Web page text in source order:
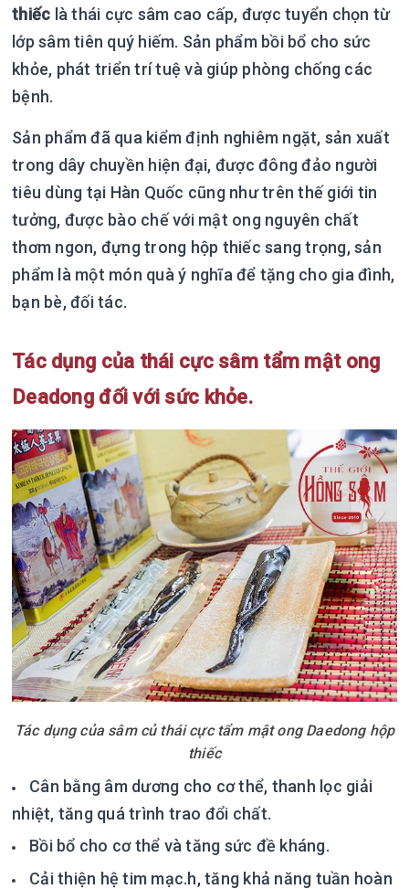
thiếc là thái cực sâm cao cấp, được tuyển chọn từ
lớp sâm tiên quý hiếm. Sản phẩm bồi bổ cho sức
khỏe, phát triển trí tuệ và giúp phòng chống các
bệnh.
Sản phẩm đã qua kiểm định nghiêm ngặt, sản xuất
trong dây chuyền hiện đại, được đông đảo người
tiêu dùng tại Hàn Quốc cũng như trên thế giới tin
tưởng, được bào chế với mật ong nguyên chất
thơm ngon, đựng trong hộp thiếc sang trọng, sản
phẩm là một món quà ý nghĩa để tặng cho gia đình,
bạn bè, đối tác.
Tác dụng của thái cực sâm tẩm mật ong
Deadong đối với sức khỏe.
Tác dụng của sâm củ thái cực tẩm mật ong Daedong hộp
thiếc
Cân bằng âm dương cho cơ thể, thanh lọc giải
nhiệt, tăng quá trình trao đổi chất.
Bồi bổ cho cơ thể và tăng sức đề kháng.
Cải thiện hệ tim mạc.h, tăng khả năng tuần hoàn